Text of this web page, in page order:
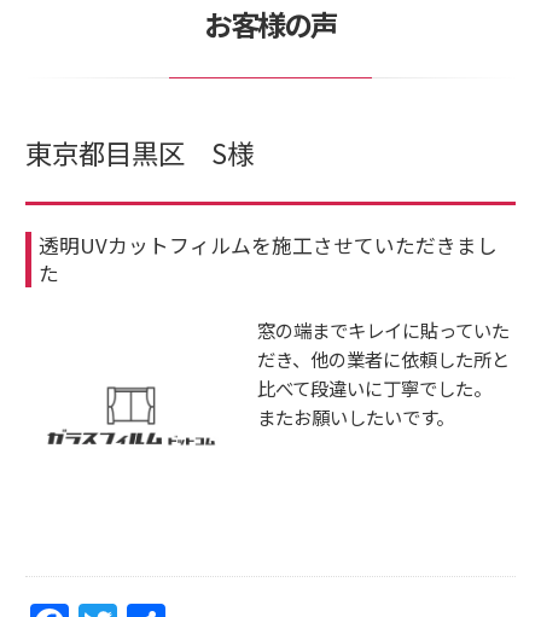
お客様の声
東京都目黒区 S様
透明UVカットフィルムを施工させていただきまし
た
窓の端までキレイに貼っていた
だき、他の業者に依頼した所と
比べて段違いに丁寧でした。
またお願いしたいです。